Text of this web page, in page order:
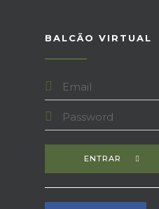
BALCÃO VIRTUAL
ENTRAR